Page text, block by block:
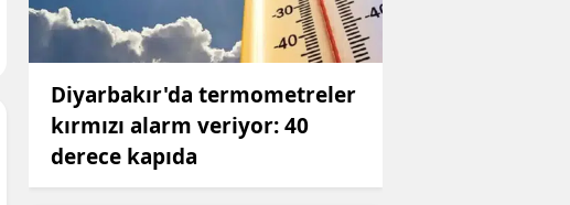
Diyarbakır'da termometreler
kırmızı alarm veriyor: 40
derece kapıda